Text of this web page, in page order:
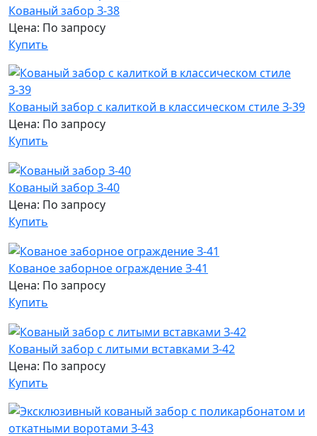
Кованый забор З-38
Цена: По запросу
Купить
Кованый забор с калиткой в классическом стиле З-39
Цена: По запросу
Купить
Кованый забор З-40
Цена: По запросу
Купить
Кованое заборное ограждение З-41
Цена: По запросу
Купить
Кованый забор с литыми вставками З-42
Цена: По запросу
Купить